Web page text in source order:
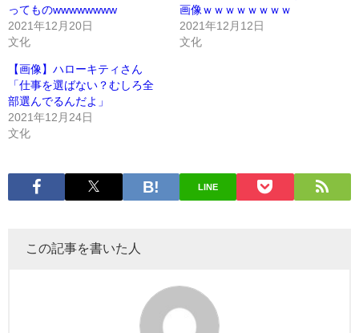
ってものwwwwwwww
2021年12月20日
文化
画像ｗｗｗｗｗｗｗｗ
2021年12月12日
文化
【画像】ハローキティさん
「仕事を選ばない？むしろ全
部選んでるんだよ」
2021年12月24日
文化
LINE
この記事を書いた人